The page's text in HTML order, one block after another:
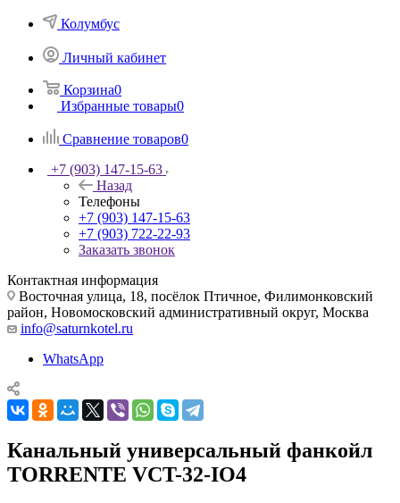
Колумбус
Личный кабинет
Корзина0
Избранные товары0
Сравнение товаров0
+7 (903) 147-15-63
Назад
Телефоны
+7 (903) 147-15-63
+7 (903) 722-22-93
Заказать звонок
Контактная информация
Восточная улица, 18, посёлок Птичное, Филимонковский
район, Новомосковский административный округ, Москва
info@saturnkotel.ru
WhatsApp
Канальный универсальный фанкойл
TORRENTE VCT-32-IO4